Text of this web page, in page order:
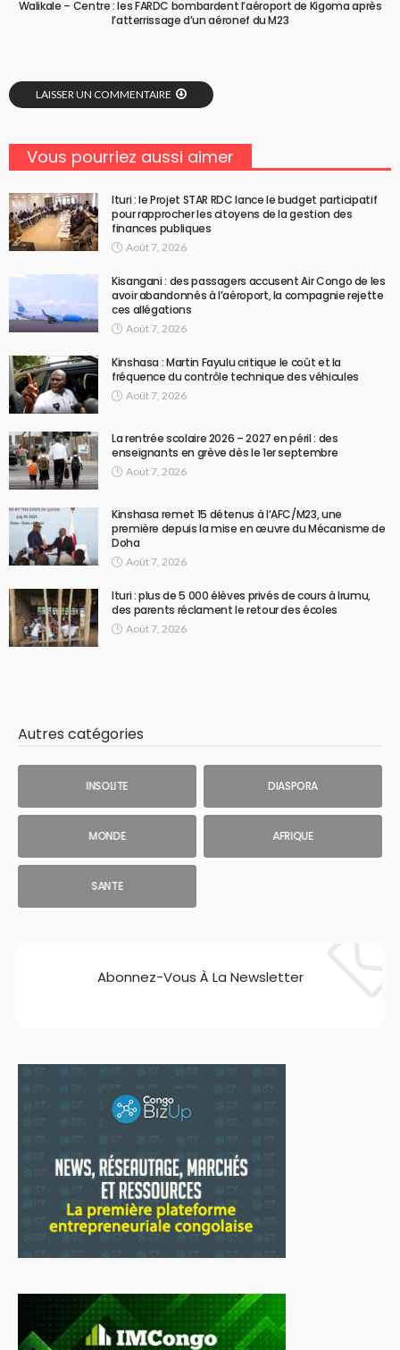
Walikale – Centre : les FARDC bombardent l’aéroport de Kigoma après
l’atterrissage d’un aéronef du M23
LAISSER UN COMMENTAIRE
Vous pourriez aussi aimer
Ituri : le Projet STAR RDC lance le budget participatif
pour rapprocher les citoyens de la gestion des
finances publiques
Août 7, 2026
Kisangani : des passagers accusent Air Congo de les
avoir abandonnés à l’aéroport, la compagnie rejette
ces allégations
Août 7, 2026
Kinshasa : Martin Fayulu critique le coût et la
fréquence du contrôle technique des véhicules
Août 7, 2026
La rentrée scolaire 2026 – 2027 en péril : des
enseignants en grève dès le 1er septembre
Août 7, 2026
Kinshasa remet 15 détenus à l’AFC/M23, une
première depuis la mise en œuvre du Mécanisme de
Doha
Août 7, 2026
Ituri : plus de 5 000 élèves privés de cours à Irumu,
des parents réclament le retour des écoles
Août 7, 2026
Autres catégories
INSOLITE DIASPORA
MONDE AFRIQUE
SANTE
Abonnez-Vous À La Newsletter